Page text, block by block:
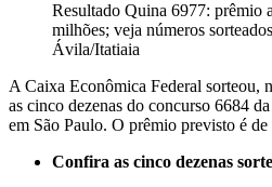
Resultado Quina 6977: prêmio
milhões; veja números sorteados
Ávila/Itatiaia
A Caixa Econômica Federal sorteou,
as cinco dezenas do concurso 6684
em São Paulo. O prêmio previsto é
Confira as cinco dezenas